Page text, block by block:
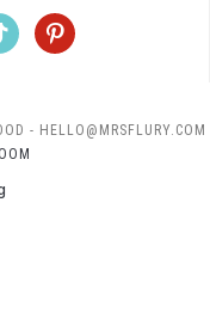
pinterest
- HELLO@MRSFLURY.COM